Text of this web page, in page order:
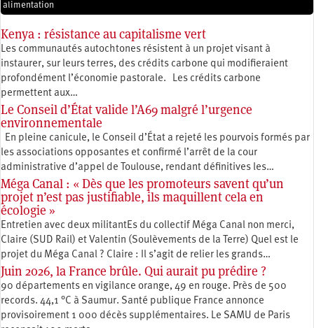
alimentation
Kenya : résistance au capitalisme vert
Les communautés autochtones résistent à un projet visant à
instaurer, sur leurs terres, des crédits carbone qui modifieraient
profondément l’économie pastorale. Les crédits carbone
permettent aux…
Le Conseil d’État valide l’A69 malgré l’urgence
environnementale
En pleine canicule, le Conseil d’État a rejeté les pourvois formés par
les associations opposantes et confirmé l’arrêt de la cour
administrative d’appel de Toulouse, rendant définitives les…
Méga Canal : « Dès que les promoteurs savent qu’un
projet n’est pas justifiable, ils maquillent cela en
écologie »
Entretien avec deux militantEs du collectif Méga Canal non merci,
Claire (SUD Rail) et Valentin (Soulèvements de la Terre) Quel est le
projet du Méga Canal ? Claire : Il s’agit de relier les grands…
Juin 2026, la France brûle. Qui aurait pu prédire ?
90 départements en vigilance orange, 49 en rouge. Près de 500
records. 44,1 °C à Saumur. Santé publique France annonce
provisoirement 1 000 décès supplémentaires. Le SAMU de Paris